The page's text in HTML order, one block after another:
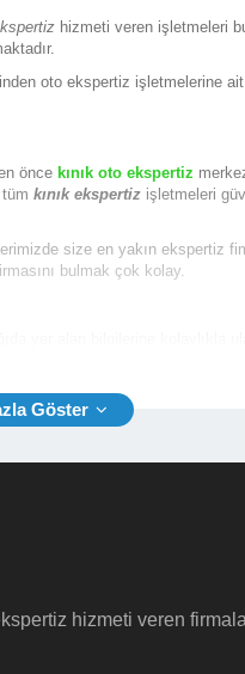
hizmeti veren işletmeleri
oto ekspertiz işletmelerine
önce kınık oto ekspertiz
kınık ekspertiz işletmeleri
size en yakın ekspertiz
bulmak çok kolay.
vb.)
hizmeti veren